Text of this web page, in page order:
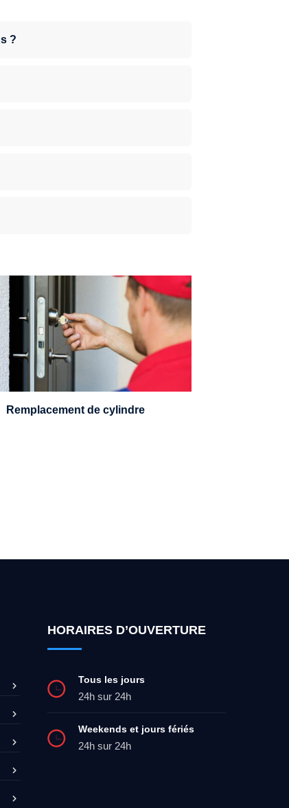
?
sera en mesure de choisir et
un cylindre standard, à 5
ou à 3 leviers, Mul-T-Lock ou
encore multipoints.
Remplacement de cylindre
HORAIRES D’OUVERTURE
Tous les jours
24h sur 24h
Weekends et jours fériés
24h sur 24h